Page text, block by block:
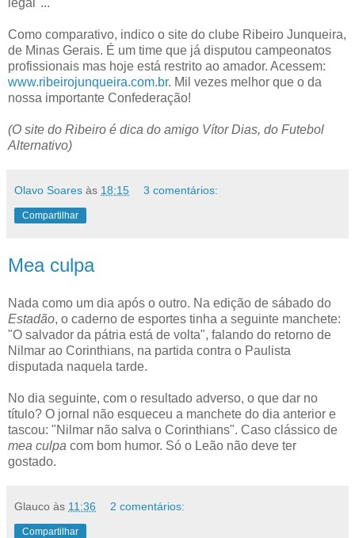
legal"...
Como comparativo, indico o site do clube Ribeiro Junqueira,
de Minas Gerais. É um time que já disputou campeonatos
profissionais mas hoje está restrito ao amador. Acessem:
www.ribeirojunqueira.com.br. Mil vezes melhor que o da
nossa importante Confederação!
(O site do Ribeiro é dica do amigo Vítor Dias, do Futebol
Alternativo)
Olavo Soares às 18:15 3 comentários:
Compartilhar
Mea culpa
Nada como um dia após o outro. Na edição de sábado do
Estadão, o caderno de esportes tinha a seguinte manchete:
"O salvador da pátria está de volta", falando do retorno de
Nilmar ao Corinthians, na partida contra o Paulista
disputada naquela tarde.
No dia seguinte, com o resultado adverso, o que dar no
título? O jornal não esqueceu a manchete do dia anterior e
tascou: "Nilmar não salva o Corinthians". Caso clássico de
mea culpa com bom humor. Só o Leão não deve ter
gostado.
Glauco às 11:36 2 comentários:
Compartilhar